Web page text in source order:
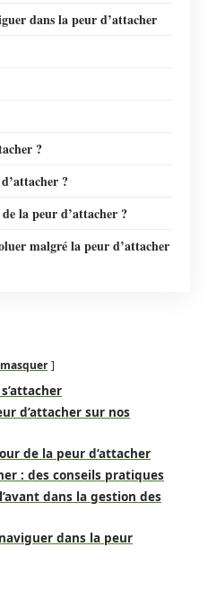
dans la peur d’attacher
?
?
de la peur d’attacher ?
malgré la peur d’attacher
masquer
d’attacher sur nos
de la peur d’attacher
: des conseils pratiques
dans la gestion des
dans la peur